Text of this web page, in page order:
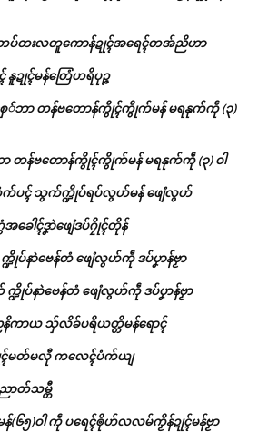
ပ်တးလတူကောန်ဍုၚ်အရေၚ်တအ်ညိဟာ
ၚ်မန်တြေံဟရိပုဉ္ဇ
ေ်ဘာ တန်ဗတောန်ကွိုၚ်ကွိုက်မန် မရနုက်ကဵု (၃)
တန်ဗတောန်ကွိုၚ်ကွိုက်မန် မရနုက်ကဵု (၃) ဝါ
က်ပၚ် သွက်က္ဍိုပ်ရပ်လွဟ်မန် ဖျေံလွဟ်
ခေါၚ်ဒၞာဲဖျေံဒပ်ဂၠိုၚ်တိုန်
ပ်နာဲဗေန်တံ ဖျေံလွဟ်ကဵု ဒပ်ပၞာန်ဗၟာ
ဍိုပ်နာဲဗေန်တံ ဖျေံလွဟ်ကဵု ဒပ်ပၞာန်ဗၟာ
ကာယ သှ်လိခ်ပရိယတ္တိမန်ရောၚ်
မတ်မလီု ကလေၚ်ပံက်ယျ
ာတ်သမ္တီ
န်(၆၅)ဝါ ကဵု ပရေၚ်ၜိုဟ်လလမ်ကၟိန်ဍုၚ်မန်ဗၟာ